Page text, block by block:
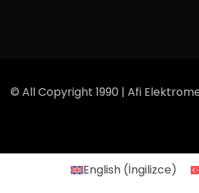
© All Copyright 1990 | Afi
English(İngilizce)